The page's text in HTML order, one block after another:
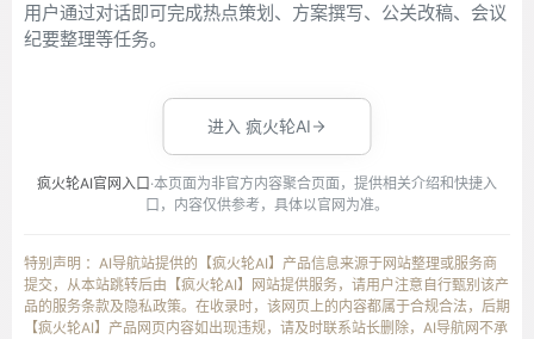
用户通过对话即可完成热点策划、方案撰写、公关改稿、会议
纪要整理等任务。
进入 疯火轮AI
疯火轮AI官网入口 ·本页面为非官方内容聚合页面，提供相关介绍和快捷入
口，内容仅供参考，具体以官网为准。
特别声明 ：AI导航站提供的【疯火轮AI】产品信息来源于网站整理或服务商
提交，从本站跳转后由【疯火轮AI】网站提供服务，请用户注意自行甄别该产
品的服务条款及隐私政策。在收录时，该网页上的内容都属于合规合法，后期
【疯火轮AI】产品网页内容如出现违规，请及时联系站长删除，AI导航网不承